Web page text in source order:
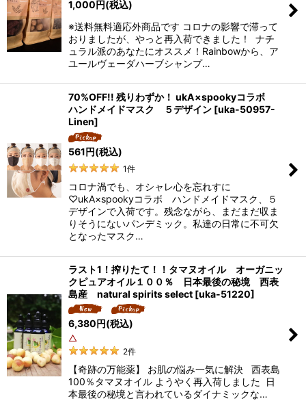
1,000円(税込)
※送料無料適応外商品です コロナの影響で滞って
おりましたが、やっと再入荷できました！ ナチ
ュラル派のあなたにオススメ！Rainbowから、ア
ユールヴェーダハーブシャンプ…
70%OFF!! 残りわずか！ ukA×spookyコラボ
ハンドメイドマスク ５デザイン [uka-50957-
Linen]
561円(税込)
1件
コロナ渦でも、オシャレ心を忘れすに
♡ukA×spookyコラボ ハンドメイドマスク、５
デザインで入荷です。残念ながら、まだまだ収ま
りそうにないパンデミック。私達の日常に不可欠
となったマスク…
ラスト1！搾りたて！！タマヌオイル オーガニッ
クピュアオイル１００％ 日本最後の秘境 西表
島産 natural spirits select [uka-51220]
6,380 円(税込)
△
2件
【奇跡の万能薬】 お肌の悩み一気に解決 西表島
100％タマヌオイル ようやく再入荷しました 日
本最後の秘境と言われているダイナミックな…